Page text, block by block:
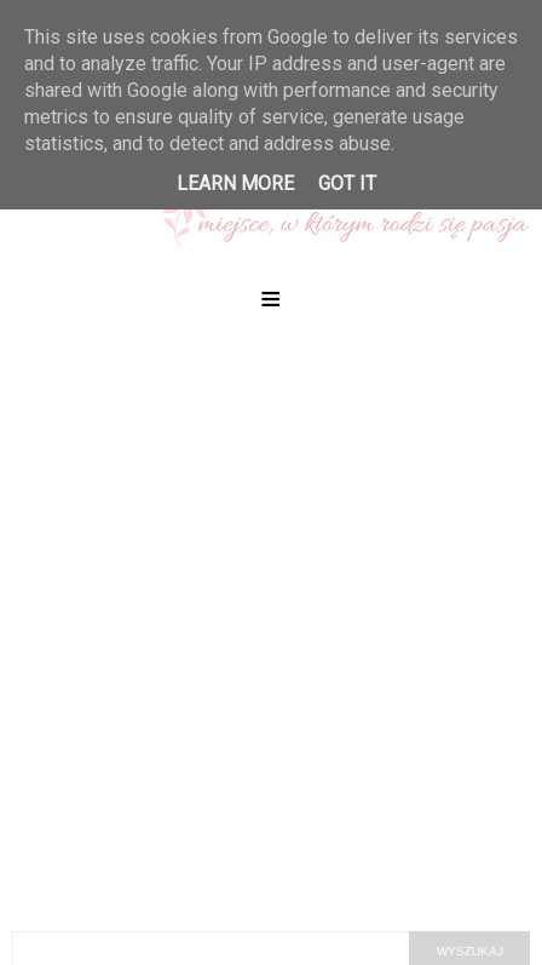
≡
This site uses cookies from Google to deliver its services
and to analyze traffic. Your IP address and user-agent are
shared with Google along with performance and security
metrics to ensure quality of service, generate usage
statistics, and to detect and address abuse.
LEARN MORE
GOT IT